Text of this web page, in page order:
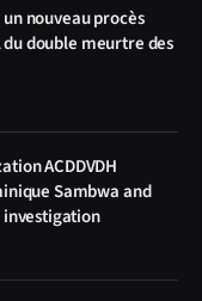
un nouveau procès
double meurtre des
ACDDVDH
Sambwa and